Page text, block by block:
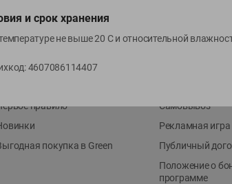
Местное известное
ЭКОлиния
Steak
правило
покупка в Green
Самовывоз
Рекламная игра
Публичный
Положение о
программе
и срок хранения
не выше 20 С и относительной
4607086114407